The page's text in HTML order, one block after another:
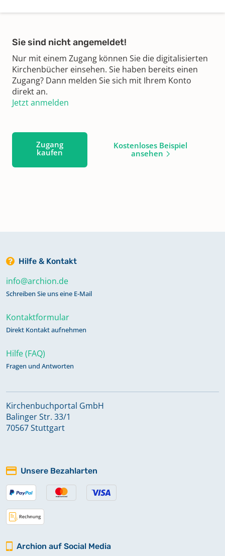
Sie sind nicht angemeldet!
Nur mit einem Zugang können Sie die digitalisierten
Kirchenbücher einsehen. Sie haben bereits einen
Zugang? Dann melden Sie sich mit Ihrem Konto
direkt an.
Jetzt anmelden
Zugang
kaufen
Kostenloses Beispiel
ansehen
Hilfe & Kontakt
info@archion.de
Schreiben Sie uns eine E-Mail
Kontaktformular
Direkt Kontakt aufnehmen
Hilfe (FAQ)
Fragen und Antworten
Kirchenbuchportal GmbH
Balinger Str. 33/1
70567 Stuttgart
Unsere Bezahlarten
Archion auf Social Media